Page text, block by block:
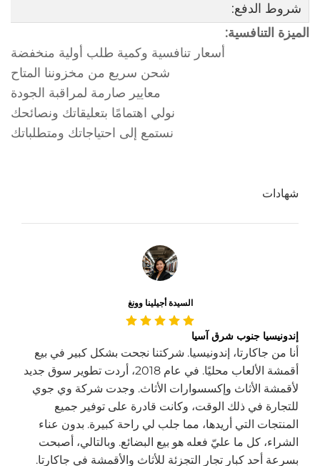
شروط الدفع:
الميزة التنافسية:
أسعار تنافسية وكمية طلب أولية منخفضة
شحن سريع من مخزوننا المتاح
معايير صارمة لمراقبة الجودة
نولي اهتمامًا بتعليقاتك ونصائحك
نستمع إلى احتياجاتك ومتطلباتك
شهادات
السيدة أجيلينا وونغ
إندونيسيا جنوب شرق آسيا
أنا من جاكارتا، إندونيسيا. شركتنا نجحت بشكل كبير في بيع
أقمشة الألعاب محليًا. في عام 2018، أردت تطوير سوق جديد
لأقمشة الأثاث وإكسسوارات الأثاث. وجدت شركة وي جوي
للتجارة في ذلك الوقت، وكانت قادرة على توفير جميع
المنتجات التي أريدها، مما جلب لي راحة كبيرة. بدون عناء
الشراء، كل ما عليّ فعله هو بيع البضائع. وبالتالي، أصبحت
بسرعة أحد كبار تجار التجزئة للأثاث والأقمشة في جاكارتا.